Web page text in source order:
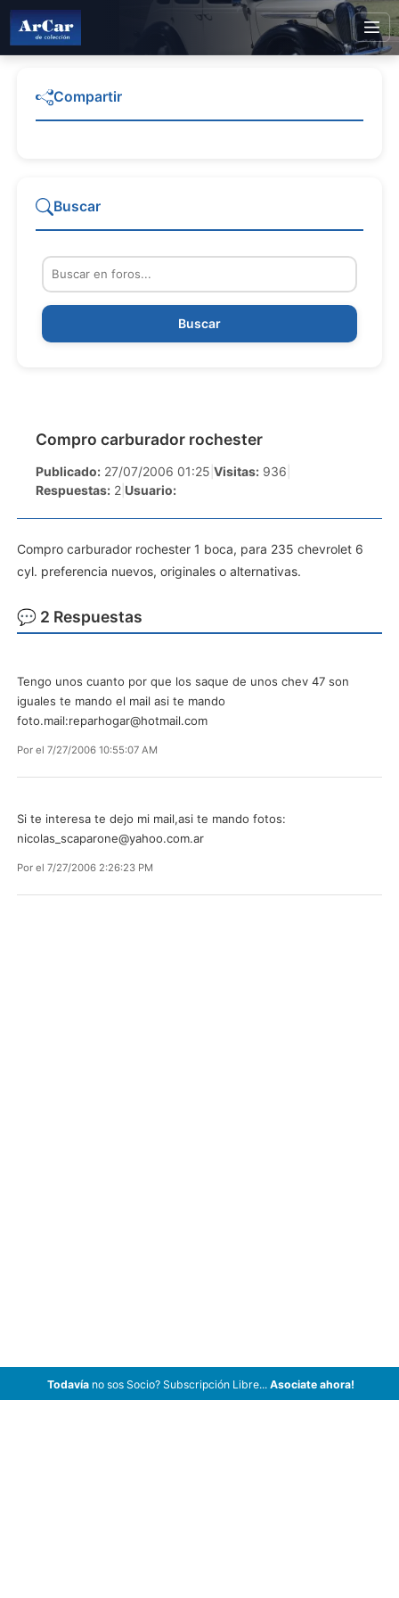
Compro carburador rochester
Publicado: 27/07/2006 01:25 Visitas: 936
Respuestas: 2 Usuario:
Compro carburador rochester 1 boca, para 235 chevrolet 6
cyl. preferencia nuevos, originales o alternativas.
💬 2 Respuestas
Tengo unos cuanto por que los saque de unos chev 47 son
iguales te mando el mail asi te mando
foto.mail:reparhogar@hotmail.com
Por el 7/27/2006 10:55:07 AM
Si te interesa te dejo mi mail,asi te mando fotos:
nicolas_scaparone@yahoo.com.ar
Por el 7/27/2006 2:26:23 PM
Compartir
Buscar
Buscar
Todavíano sos Socio? Subscripción Libre... Asociate ahora!